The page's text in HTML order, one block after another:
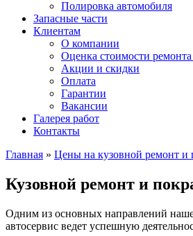
Полировка автомобиля
Запасные части
Клиентам
О компании
Оценка стоимости
Акции и скидки
Оплата
Гарантии
Вакансии
Галерея работ
Контакты
Главная » Цены на кузовной ремонт и
Кузовной ремонт и
Одним из основных направлений
автосервис ведет успешную